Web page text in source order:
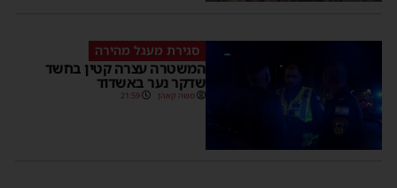
סגירת מעגל מהירה
המשטרה עצרה קטין בחשד
שדקר נער באשדוד
משה קאהן 21:59